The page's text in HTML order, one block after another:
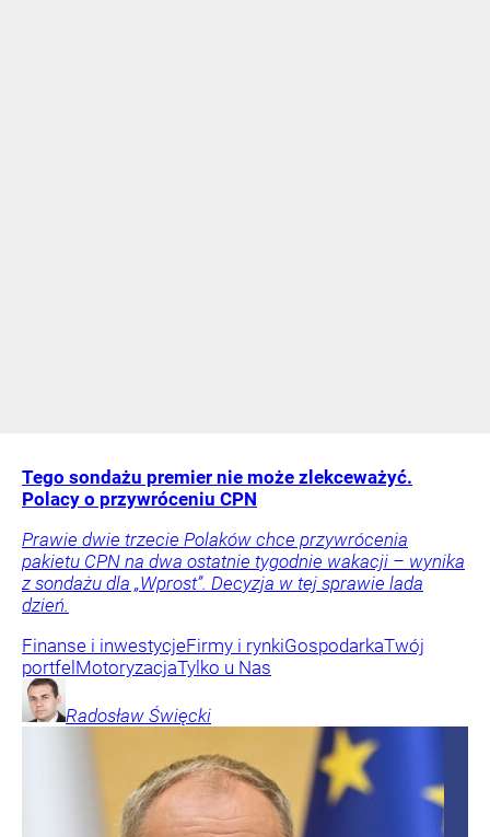
Tego sondażu premier nie może zlekceważyć.
Polacy o przywróceniu CPN
Prawie dwie trzecie Polaków chce przywrócenia
pakietu CPN na dwa ostatnie tygodnie wakacji – wynika
z sondażu dla „Wprost”. Decyzja w tej sprawie lada
dzień.
Finanse i inwestycjeFirmy i rynkiGospodarkaTwój
portfelMotoryzacjaTylko u Nas
Radosław Święcki